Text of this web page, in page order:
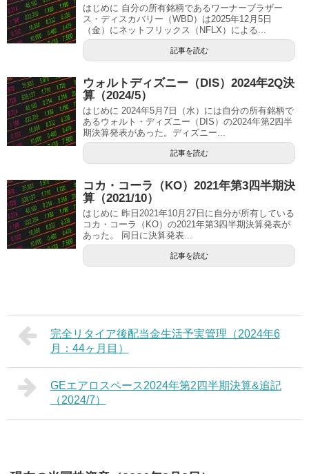
はじめに 自分の所有銘柄であるワーナーブラザー
ス・ディスカバリー（WBD）は2025年12月5日
（金）にネットフリックス（NFLX）による...
記事を読む
ウォルトディズニー（DIS）2024年2Q決
算（2024/5）
はじめに 2024年5月7日（水）には自分の所有銘柄で
あるウォルト・ディズニー（DIS）の2024年第2四半
期決算発表があった。ディズニー...
記事を読む
コカ・コーラ（KO）2021年第3四半期決
算（2021/10）
はじめに 昨日2021年10月27日に自分が所有している
コカ・コーラ（KO）の2021年第3四半期決算発表が
あった。 同日に決算発表...
記事を読む
完全リタイア後配当金生活予実管理（2024年6
月：44ヶ月目）
GEエアロスペース2024年第2四半期決算&追記
（2024/7）